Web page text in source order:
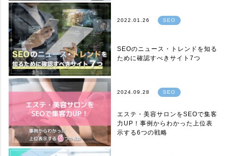
2022.01.26 SEO
SEOのニュース・トレンドを知る
ために確認すべきサイト7つ
2024.09.28 SEO
エステ・美容サロンをSEOで集客
力UP！事例からわかった上位表
示する6つの戦略